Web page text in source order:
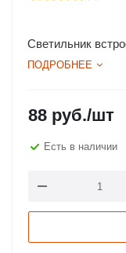
Светильник
ПОДРОБНЕЕ
88 руб./шт
Есть в наличии